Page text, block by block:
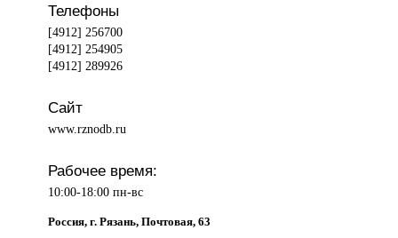
Телефоны
[4912] 256700
[4912] 254905
[4912] 289926
Сайт
www.rznodb.ru
Рабочее время:
10:00-18:00 пн-вс
Россия, г. Рязань, Почтовая, 63